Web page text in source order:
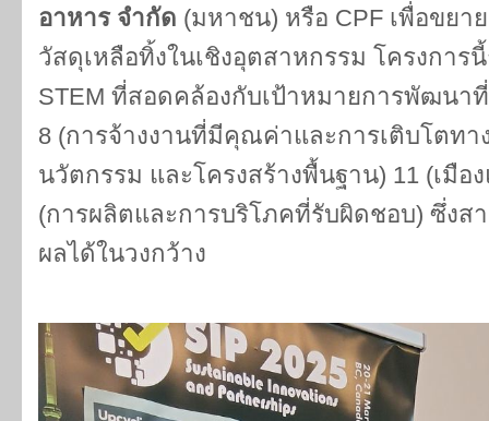
อาหาร จำกัด (มหาชน) หรือ CPF เพื่อขยา
วัสดุเหลือทิ้งในเชิงอุตสาหกรรม โครงกา
STEM ที่สอดคล้องกับเป้าหมายการพัฒนา
8 (การจ้างงานที่มีคุณค่าและการเติบโตทา
นวัตกรรม และโครงสร้างพื้นฐาน) 11 (เมื
(การผลิตและการบริโภคที่รับผิดชอบ) ซึ่งส
ผลได้ในวงกว้าง